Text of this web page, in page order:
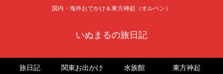
国内・海外おでかけ＆東方神起（オルペン）
いぬまるの旅日記
旅日記 関東お出かけ 水族館 東方神起